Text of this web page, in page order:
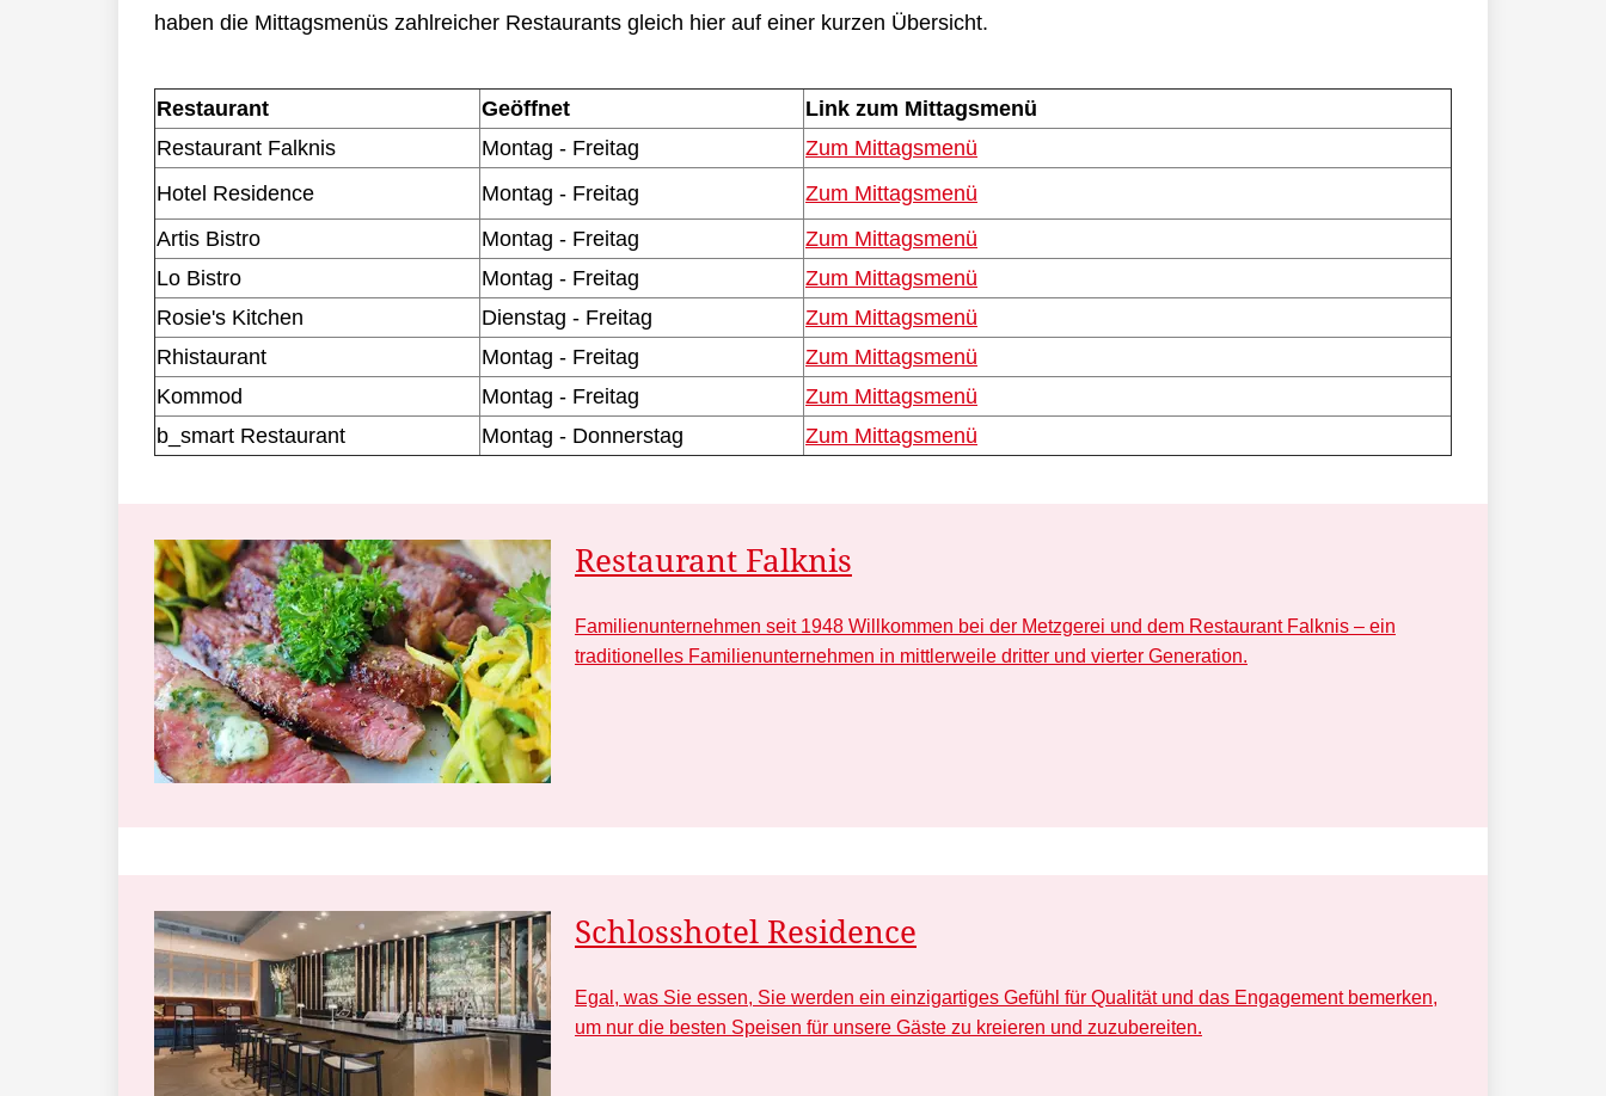
haben die Mittagsmenüs zahlreicher Restaurants gleich hier auf einer kurzen Übersicht.
Restaurant Geöffnet
Link zum Mittagsmenü
Restaurant Falknis
Montag - Freitag
Zum Mittagsmenü
Hotel Residence
Montag - Freitag
Zum Mittagsmenü
Artis Bistro
Montag - Freitag
Zum Mittagsmenü
Lo Bistro
Montag - Freitag
Zum Mittagsmenü
Rosie's Kitchen
Dienstag - Freitag
Zum Mittagsmenü
Rhistaurant
Montag - Freitag
Zum Mittagsmenü
Kommod
Montag - Freitag
Zum Mittagsmenü
b_smart Restaurant
Montag - Donnerstag Zum Mittagsmenü
Restaurant Falknis
Familienunternehmen seit 1948 Willkommen bei der Metzgerei und dem Restaurant Falknis – ein
traditionelles Familienunternehmen in mittlerweile dritter und vierter Generation.
Schlosshotel Residence
Egal, was Sie essen, Sie werden ein einzigartiges Gefühl für Qualität und das Engagement bemerken,
um nur die besten Speisen für unsere Gäste zu kreieren und zuzubereiten.